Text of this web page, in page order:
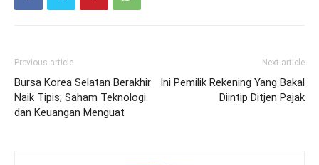
Previous article
Bursa Korea Selatan Berakhir
Naik Tipis; Saham Teknologi
dan Keuangan Menguat
Next article
Ini Pemilik Rekening Yang Bakal
Diintip Ditjen Pajak